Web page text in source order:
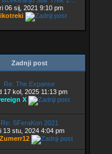
06 sij, 2021 9:10 pm
Zadnji post
Re: The Expanse
17 kol, 2025 11:13 pm
X
Re: SFeraKon 2021
13 stu, 2024 4:04 pm